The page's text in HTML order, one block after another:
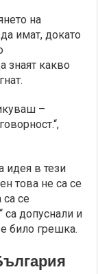
на
имат, докато
знаят какво
–
идея в тези
това не са се
се
са допуснали и
било грешка.